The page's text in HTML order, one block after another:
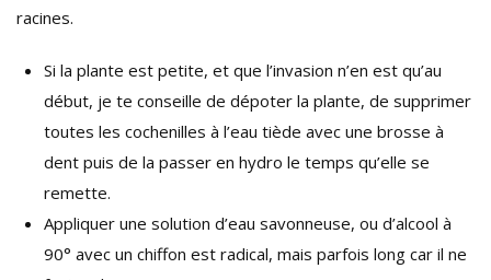
racines.
Si la plante est petite, et que l’invasion n’en est qu’au
début, je te conseille de dépoter la plante, de supprimer
toutes les cochenilles à l’eau tiède avec une brosse à
dent puis de la passer en hydro le temps qu’elle se
remette.
Appliquer une solution d’eau savonneuse, ou d’alcool à
90° avec un chiffon est radical, mais parfois long car il ne